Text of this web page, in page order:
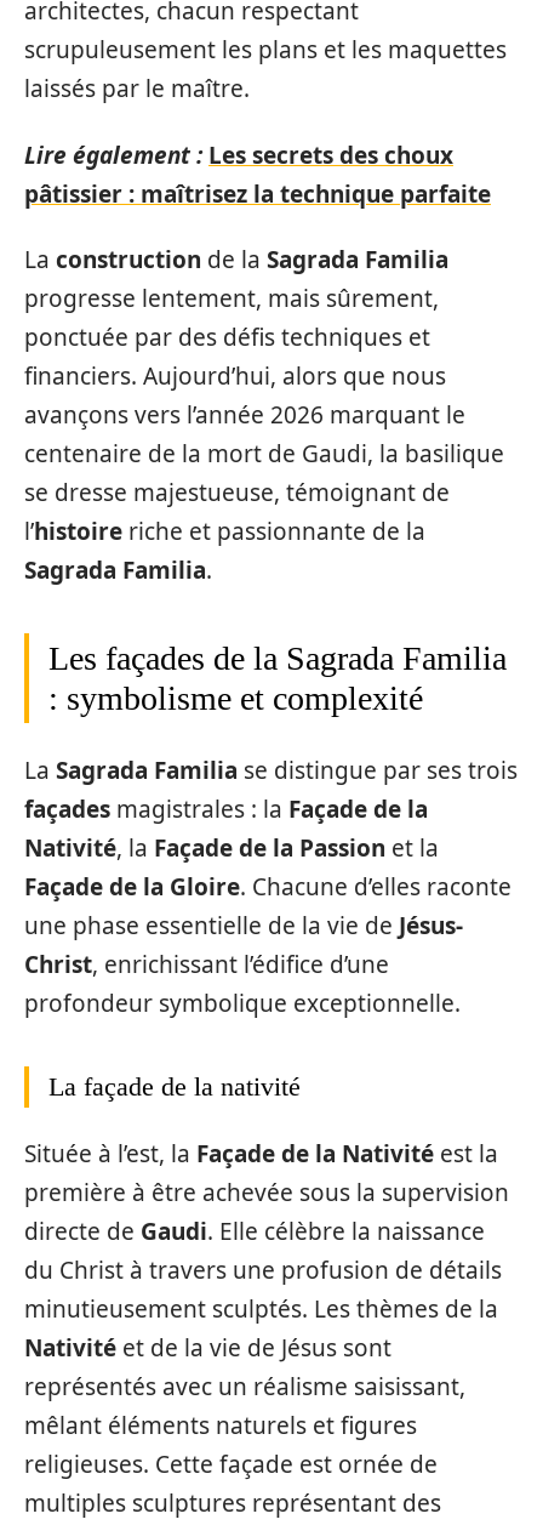
architectes, chacun respectant
scrupuleusement les plans et les maquettes
laissés par le maître.
Lire également : Les secrets des choux
pâtissier : maîtrisez la technique parfaite
La construction de la Sagrada Familia
progresse lentement, mais sûrement,
ponctuée par des défis techniques et
financiers. Aujourd’hui, alors que nous
avançons vers l’année 2026 marquant le
centenaire de la mort de Gaudi, la basilique
se dresse majestueuse, témoignant de
l’histoire riche et passionnante de la
Sagrada Familia.
Les façades de la Sagrada Familia
: symbolisme et complexité
La Sagrada Familia se distingue par ses trois
façades magistrales : la Façade de la
Nativité, la Façade de la Passion et la
Façade de la Gloire. Chacune d’elles raconte
une phase essentielle de la vie de Jésus-
Christ, enrichissant l’édifice d’une
profondeur symbolique exceptionnelle.
La façade de la nativité
Située à l’est, la Façade de la Nativité est la
première à être achevée sous la supervision
directe de Gaudi. Elle célèbre la naissance
du Christ à travers une profusion de détails
minutieusement sculptés. Les thèmes de la
Nativité et de la vie de Jésus sont
représentés avec un réalisme saisissant,
mêlant éléments naturels et figures
religieuses. Cette façade est ornée de
multiples sculptures représentant des